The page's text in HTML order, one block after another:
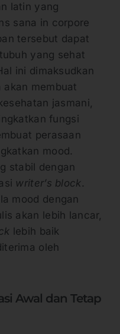
latin yang
sana in corpore
tersebut dapat
yang sehat
ini dimaksudkan
akan membuat
jasmani,
fungsi
perasaan
mood.
stabil dengan
writer’s block .
mood dengan
akan lebih lancar,
lebih baik
oleh
Awal dan Tetap